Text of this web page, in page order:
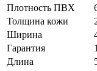
Плотность ПВХ
Толщина кожи
Ширина
Гарантия
Длина